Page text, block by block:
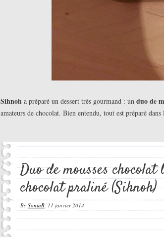
Sihnoh a préparé un dessert très gourmand : un duo de
amateurs de chocolat. Bien entendu, tout est préparé dans
Duo de mousses chocolat
chocolat praliné (Sihnoh)
By SoniaB, 11 janvier 2014